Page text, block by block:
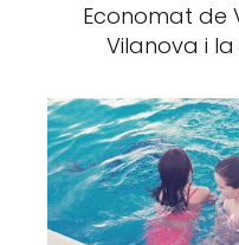
Economat de
Vilanova i